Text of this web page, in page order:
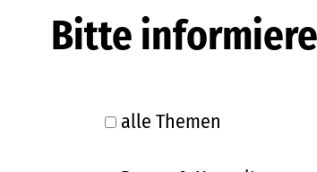
Bitte
alle Themen